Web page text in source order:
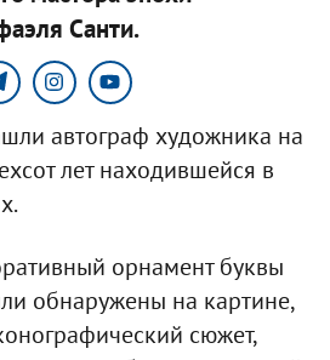
Санти.
автограф художника на
лет находившейся в
орнамент буквы
обнаружены на картине,
сюжет,